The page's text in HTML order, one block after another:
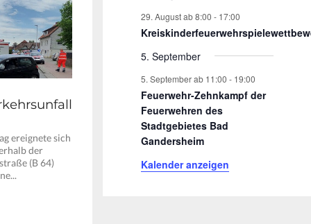
ereignete sich
der
(B 64)
29. August ab 8:00 - 17:00
5. September
5. September ab 11:00 - 19:00
Feuerwehr-Zehnkampf der
Feuerwehren des
Stadtgebietes Bad
Gandersheim
Kalender anzeigen